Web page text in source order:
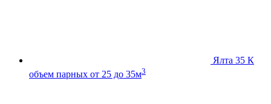
Ялта 35 К
объем парных от 25 до 35м3